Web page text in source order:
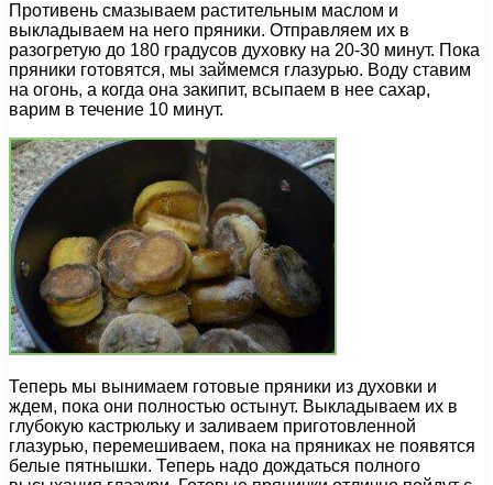
Противень смазываем растительным маслом и
выкладываем на него пряники. Отправляем их в
разогретую до 180 градусов духовку на 20-30 минут. Пока
пряники готовятся, мы займемся глазурью. Воду ставим
на огонь, а когда она закипит, всыпаем в нее сахар,
варим в течение 10 минут.
Теперь мы вынимаем готовые пряники из духовки и
ждем, пока они полностью остынут. Выкладываем их в
глубокую кастрюльку и заливаем приготовленной
глазурью, перемешиваем, пока на пряниках не появятся
белые пятнышки. Теперь надо дождаться полного